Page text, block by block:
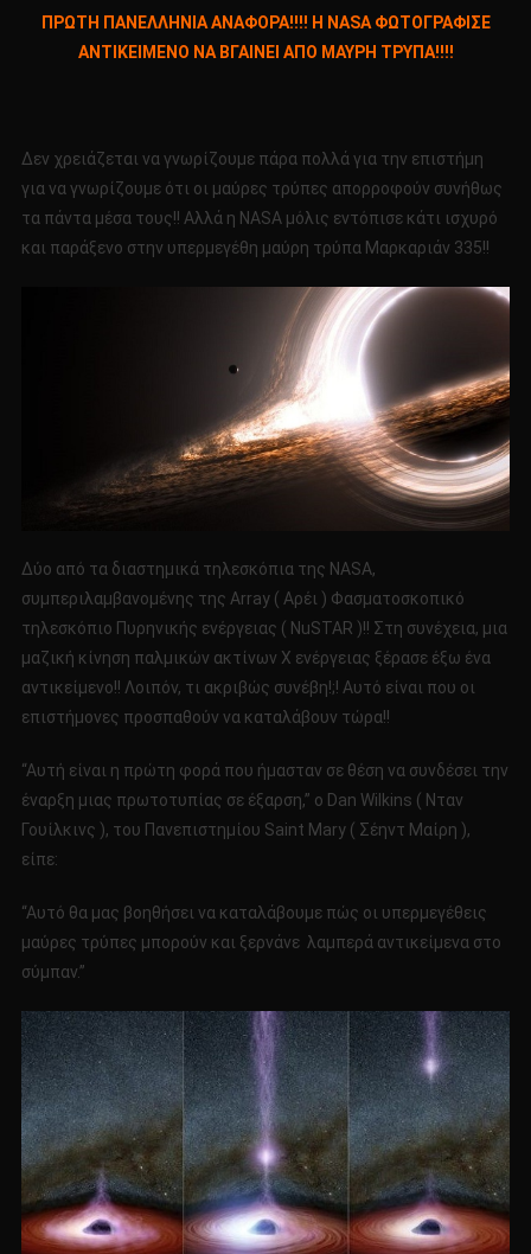
ΠΑΝΕΛΛΗΝΙΑ
ΑΝΑΦΟΡΑ!!!!
ΑΝΤΙΚΕΙΜΕΝΟ
ΝΑ
ΒΓΑΙΝΕΙ
ΑΠΟ
ΤΡΥΠΑ!!!!
ΠΡΩΤΗ ΠΑΝΕΛΛΗΝΙΑ ΑΝΑΦΟΡΑ!!!! Η ΝASAΦΩΤΟΓΡΑΦΙΣΕ
ΑΝΤΙΚΕΙΜΕΝΟ ΝΑ ΒΓΑΙΝΕΙ ΑΠΟ ΜΑΥΡΗ ΤΡΥΠΑ!!!!
Δεν χρειάζεται να γνωρίζουμε πάρα πολλά για την επιστήμη
για να γνωρίζουμε ότι οι μαύρες τρύπες απορροφούν συνήθως
τα πάντα μέσα τους!! Αλλά η NASA μόλις εντόπισε κάτι ισχυρό
και παράξενο στην υπερμεγέθη μαύρη τρύπα Μαρκαριάν 335!!
Δύο από τα διαστημικά τηλεσκόπια της NASA,
συμπεριλαμβανομένης της Array ( Αρέι ) Φασματοσκοπικό
τηλεσκόπιο Πυρηνικής ενέργειας ( NuSTAR )!! Στη συνέχεια, μια
μαζική κίνηση παλμικών ακτίνων Χ ενέργειας ξέρασε έξω ένα
αντικείμενο!! Λοιπόν, τι ακριβώς συνέβη!;! Αυτό είναι που οι
επιστήμονες προσπαθούν να καταλάβουν τώρα!!
“Αυτή είναι η πρώτη φορά που ήμασταν σε θέση να συνδέσει την
έναρξη μιας πρωτοτυπίας σε έξαρση,” ο Dan Wilkins ( Νταν
Γουίλκινς ), του Πανεπιστημίου Saint Mary ( Σέηντ Μαίρη ),
είπε:
“Αυτό θα μας βοηθήσει να καταλάβουμε πώς οι υπερμεγέθεις
μαύρες τρύπες μπορούν και ξερνάνε λαμπερά αντικείμενα στο
σύμπαν.”